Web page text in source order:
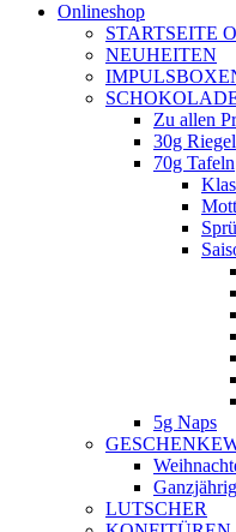
Onlineshop
STARTSEITE
NEUHEITEN
Zu allen
30g Riegel
70g Tafeln
5g Naps
Ganzjährig
LUTSCHER